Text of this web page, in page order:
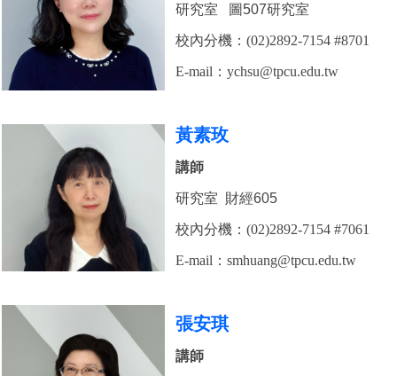
研究室 圖507研究室
校內分機：(02)2892-7154 #8701
E-mail： ychsu@tpcu.edu.tw
黃素玫
講師
研究室 財經605
校內分機：(02)2892-7154 #7061
E-mail： smhuang@tpcu.edu.tw
張安琪
講師